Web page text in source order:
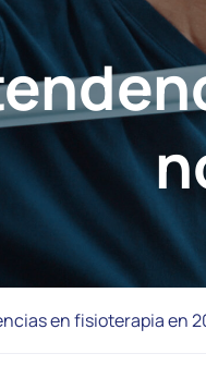
en fisioterapia en